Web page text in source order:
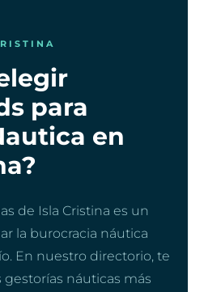
para
en
de Isla Cristina es un
la burocracia náutica
En nuestro directorio, te
náuticas más